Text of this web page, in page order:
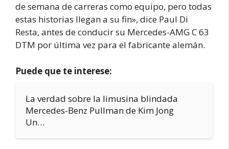
de semana de carreras como equipo, pero todas
estas historias llegan a su fin», dice Paul Di
Resta, antes de conducir su Mercedes-AMG C 63
DTM por última vez para el fabricante alemán.
Puede que te interese:
La verdad sobre la limusina blindada
Mercedes-Benz Pullman de Kim Jong
Un…